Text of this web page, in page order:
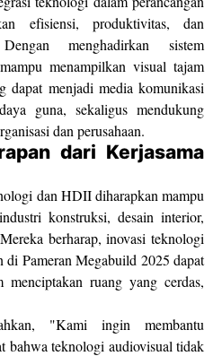
efisiensi, produktivitas, dan
menghadirkan sistem
menampilkan visual tajam
dapat menjadi media komunikasi
guna, sekaligus mendukung
dan perusahaan.
dari Kerjasama
dan HDII diharapkan mampu
konstruksi, desain interior,
berharap, inovasi teknologi
di Pameran Megabuild 2025 dapat
menciptakan ruang yang cerdas,
"Kami ingin membantu
bahwa teknologi audiovisual tidak